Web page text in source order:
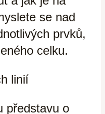
se nad
prvků,
celku.
linií
představu o